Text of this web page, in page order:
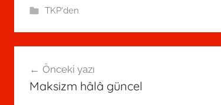
TKP'den
gezinmesi
Önceki yazı
Maksizm hâlâ güncel